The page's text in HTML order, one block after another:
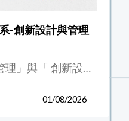
-創新設計與管理
理」與「 創新設…
01/08/2026